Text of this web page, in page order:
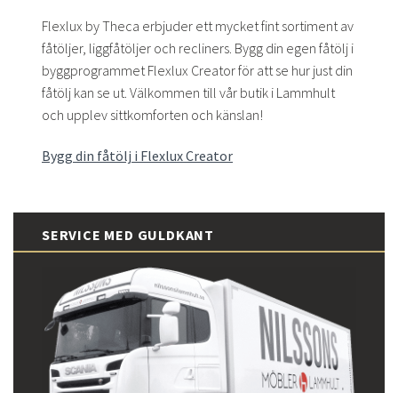
Flexlux by Theca erbjuder ett mycket fint sortiment av
fåtöljer, liggfåtöljer och recliners. Bygg din egen fåtölj i
byggprogrammet Flexlux Creator för att se hur just din
fåtölj kan se ut. Välkommen till vår butik i Lammhult
och upplev sittkomforten och känslan!
Bygg din fåtölj i Flexlux Creator
SERVICE MED GULDKANT